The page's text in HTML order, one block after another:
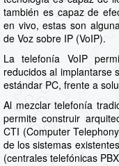
también es capaz de
en vivo, estas son
de Voz sobre IP (VoIP).
La telefonía VoIP
reducidos al implantarse
estándar PC, frente a
Al mezclar telefonía
permite construir
CTI (Computer
de los sistemas
(centrales telefónicas